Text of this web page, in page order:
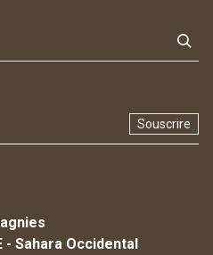
Souscrire
Sahara Occidental